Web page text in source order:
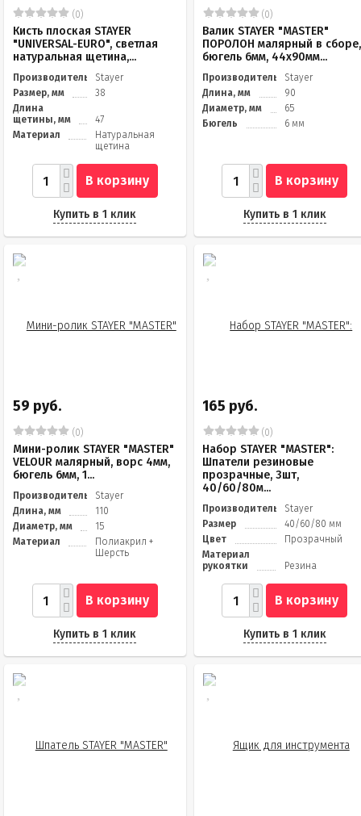
(0)
Кисть плоская STAYER
"UNIVERSAL-EURO", светлая
натуральная щетина,...
Производитель
Stayer
Размер, мм
38
Длина
щетины, мм
47
Материал
Натуральная
щетина
В корзину
Купить в 1 клик
(0)
Валик STAYER "MASTER"
ПОРОЛОН малярный в сборе,
бюгель 6мм, 44x90мм...
Производитель
Stayer
Длина, мм
90
Диаметр, мм
65
Бюгель
6 мм
В корзину
Купить в 1 клик
59 руб.
(0)
Мини-ролик STAYER "MASTER"
VELOUR малярный, ворс 4мм,
бюгель 6мм, 1...
Производитель
Stayer
Длина, мм
110
Диаметр, мм
15
Материал
Полиакрил +
Шерсть
В корзину
Купить в 1 клик
165 руб.
(0)
Набор STAYER "MASTER":
Шпатели резиновые
прозрачные, 3шт,
40/60/80м...
Производитель
Stayer
Размер
40/60/80 мм
Цвет
Прозрачный
Материал
рукоятки
Резина
В корзину
Купить в 1 клик